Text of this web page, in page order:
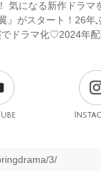
気になる新作ドラマ
』がスタート！26年
ドラマ化♡2024年
3/